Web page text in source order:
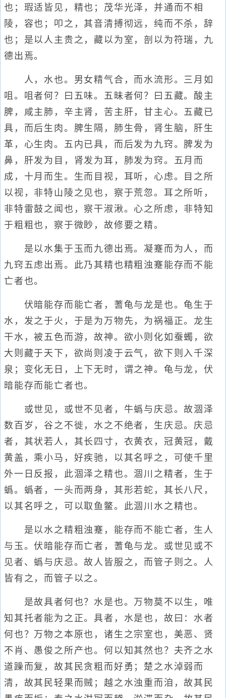
也；瑕适皆见，精也；茂华光泽，并通而不相
陵，容也；叩之，其音清搏彻远，纯而不杀，辞
也；是以人主贵之，藏以为室，剖以为符瑞，九
德出焉。
人，水也。男女精气合，而水流形。三月如
咀。咀者何？曰五味。五昧者何？曰五藏。酸主
脾，咸主肺，辛主肾，苦主肝，甘主心。五藏已
具，而后生肉。脾生隔，肺生骨，肾生脑，肝生
革，心生肉。五内已具，而后发为九窍。脾发为
鼻，肝发为目，肾发为耳，肺发为窍。五月而
成，十月而生。生而目视，耳听，心虑。目之所
以视，非特山陵之见也，察于荒忽。耳之所听，
非特雷鼓之闻也，察干淑湫。心之所虑，非特知
于粗粗也，察于微眇，故修要之精。
是以水集于玉而九德出焉。凝蹇而为人，而
九窍五虑出焉。此乃其精也精粗浊蹇能存而不能
亡者也。
伏暗能存而能亡者，蓍龟与龙是也。龟生于
水，发之于火，于是为万物先，为祸福正。龙生
干水，被五色而游，故神。欲小则化如蚕蠋，欲
大则藏于天下，欲尚则凌于云气，欲下则入千深
泉；变化无日，上下无时，谓之神。龟与龙，伏
暗能存而能亡者也。
或世见，或世不见者，牛蟡与庆忌。故涸泽
数百岁，谷之不徙，水之不绝者，生庆忌。庆忌
者，其状若人，其长四寸，衣黄衣，冠黄冠，戴
黄盖，乘小马，好疾驰，以其名呼之，可使千里
外一日反报，此涸泽之精也。涸川之精者，生于
蟡。蟡者，一头而两身，其形若蛇，其长八尺，
以其名呼之，可以取鱼鳖。此涸川水之精也。
是以水之精粗浊蹇，能存而不能亡者，生人
与玉。伏暗能存而亡者，蓍龟与龙。或世见或不
见者、蟡与庆忌。故人皆服之，而管子则之。人
皆有之，而管子以之。
是故具者何也？水是也。万物莫不以生，唯
知其托者能为之正。具者，水是也，故曰：水者
何也？万物之本原也，诸生之宗室也，美恶、贤
不肖、愚俊之所产也。何以知其然也？夫齐之水
道躁而复，故其民贪粗而好勇；楚之水淖弱而
清，故其民轻果而贼；越之水浊重而洎，故其民